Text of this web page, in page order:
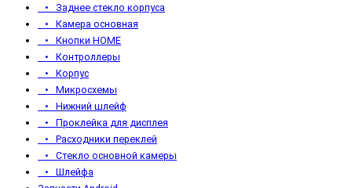
• Заднее стекло корпуса
• Камера основная
• Кнопки HOME
• Контроллеры
• Корпус
• Микросхемы
• Нижний шлейф
• Проклейка для дисплея
• Расходники переклей
• Стекло основной камеры
• Шлейфа